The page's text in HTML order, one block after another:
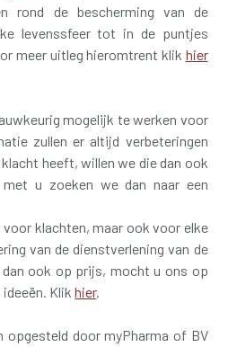
rond de bescherming van de
levenssfeer tot in de puntjes
meer uitleg hieromtrent klik hier
mogelijk te werken voor
zullen er altijd verbeteringen
heeft, willen we die dan ook
met u zoeken we dan naar een
klachten, maar ook voor elke
van de dienstverlening van de
ook op prijs, mocht u ons op
ideeën. Klikhier.
door myPharma of BV